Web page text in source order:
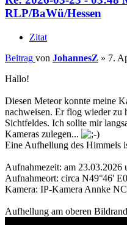
RLP/BaWü/Hessen
Zitat
Beitrag von JohannesZ » 7.
Hallo!
Diesen Meteor konnte meine
nachweisen. Er flog wieder zu
Sichtfeldes. Ich sollte mir
Kameras zulegen...
Eine Aufhellung des Himmels
Aufnahmezeit: am 23.03.2026
Aufnahmeort: circa N49°46'
Kamera: IP-Kamera Annke
Aufhellung am oberen